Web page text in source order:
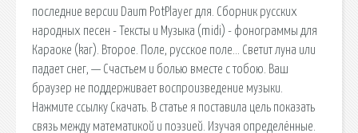
последние версии Daum PotPlayer для. Сборник русских
народных песен - Тексты и Музыка (midi) - фонограммы для
Караоке (kar). Второе. Поле, русское поле… Светит луна или
падает снег, — Счастьем и болью вместе с тобою. Ваш
браузер не поддерживает воспроизведение музыки.
Нажмите ссылку Скачать. В статье я поставила цель показать
связь между математикой и поэзией. Изучая определённые.